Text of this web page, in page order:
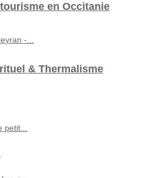
en Occitanie
-...
& Thermalisme
petit...